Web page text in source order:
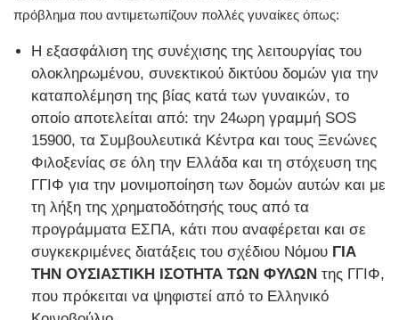
πρόβλημα που αντιμετωπίζουν πολλές γυναίκες όπως:
Η εξασφάλιση της συνέχισης της λειτουργίας του
ολοκληρωμένου, συνεκτικού δικτύου δομών για την
καταπολέμηση της βίας κατά των γυναικών, το
οποίο αποτελείται από: την 24ωρη γραμμή SOS
15900, τα Συμβουλευτικά Κέντρα και τους Ξενώνες
Φιλοξενίας σε όλη την Ελλάδα και τη στόχευση της
ΓΓΙΦ για την μονιμοποίηση των δομών αυτών και με
τη λήξη της χρηματοδότησής τους από τα
προγράμματα ΕΣΠΑ, κάτι που αναφέρεται και σε
συγκεκριμένες διατάξεις του σχέδιου Νόμου ΓΙΑ
ΤΗΝ ΟΥΣΙΑΣΤΙΚΗ ΙΣΟΤΗΤΑ ΤΩΝ ΦΥΛΩΝ της ΓΓΙΦ,
που πρόκειται να ψηφιστεί από το Ελληνικό